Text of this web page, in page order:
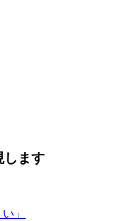
します
い 」